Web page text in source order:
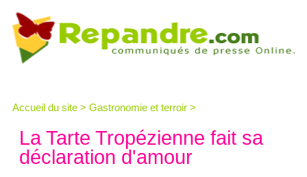
Accueil du site > Gastronomie et terroir >
La Tarte Tropézienne fait sa
déclaration d'amour